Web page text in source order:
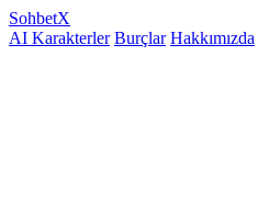
SohbetX
AI Karakterler Burçlar Hakkımızda